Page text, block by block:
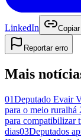
LinkedIn
Reportar erro
Mais
01Deputado Evair
para o meio ruralhá
para compatibilizar
dias03Deputados